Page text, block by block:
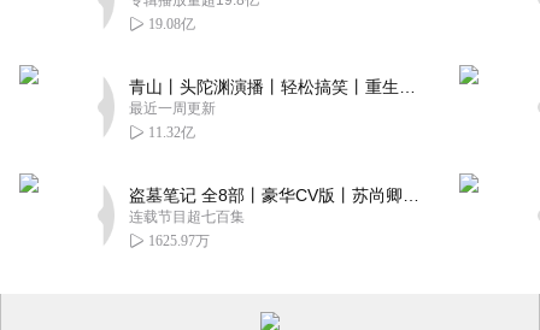
19.08亿
最近一周更新
11.32亿
连载节目超七百集
1625.97万